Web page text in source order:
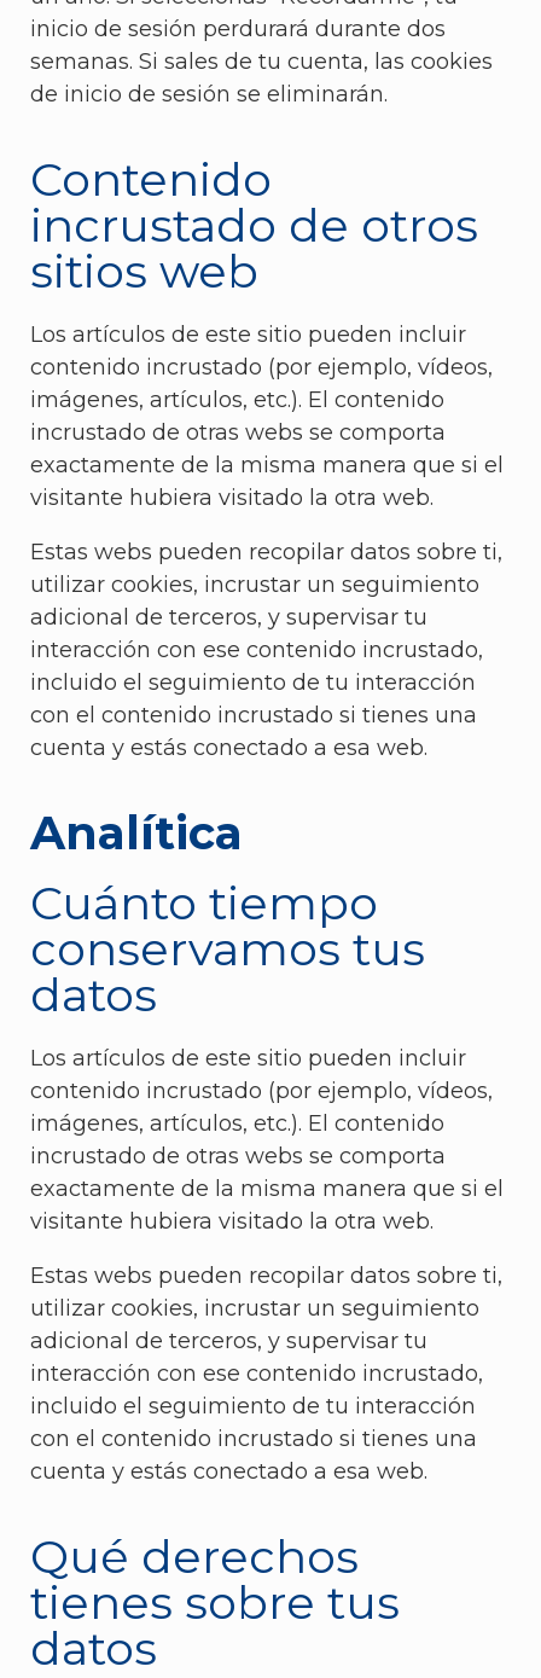
inicio de sesión perdurará durante dos
semanas. Si sales de tu cuenta, las cookies
de inicio de sesión se eliminarán.
Contenido
incrustado de otros
sitios web
Los artículos de este sitio pueden incluir
contenido incrustado (por ejemplo, vídeos,
imágenes, artículos, etc.). El contenido
incrustado de otras webs se comporta
exactamente de la misma manera que si el
visitante hubiera visitado la otra web.
Estas webs pueden recopilar datos sobre ti,
utilizar cookies, incrustar un seguimiento
adicional de terceros, y supervisar tu
interacción con ese contenido incrustado,
incluido el seguimiento de tu interacción
con el contenido incrustado si tienes una
cuenta y estás conectado a esa web.
Analítica
Cuánto tiempo
conservamos tus
datos
Los artículos de este sitio pueden incluir
contenido incrustado (por ejemplo, vídeos,
imágenes, artículos, etc.). El contenido
incrustado de otras webs se comporta
exactamente de la misma manera que si el
visitante hubiera visitado la otra web.
Estas webs pueden recopilar datos sobre ti,
utilizar cookies, incrustar un seguimiento
adicional de terceros, y supervisar tu
interacción con ese contenido incrustado,
incluido el seguimiento de tu interacción
con el contenido incrustado si tienes una
cuenta y estás conectado a esa web.
Qué derechos
tienes sobre tus
datos